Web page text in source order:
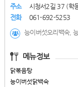
주소
시청서2길 37 (학
전화
061-692-5253
메뉴정보
닭볶음탕
능이버섯닭백숙